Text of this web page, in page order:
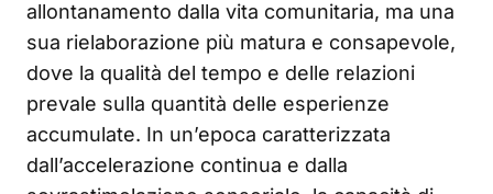
allontanamento dalla vita comunitaria, ma una
sua rielaborazione più matura e consapevole,
dove la qualità del tempo e delle relazioni
prevale sulla quantità delle esperienze
accumulate. In un’epoca caratterizzata
dall’accelerazione continua e dalla